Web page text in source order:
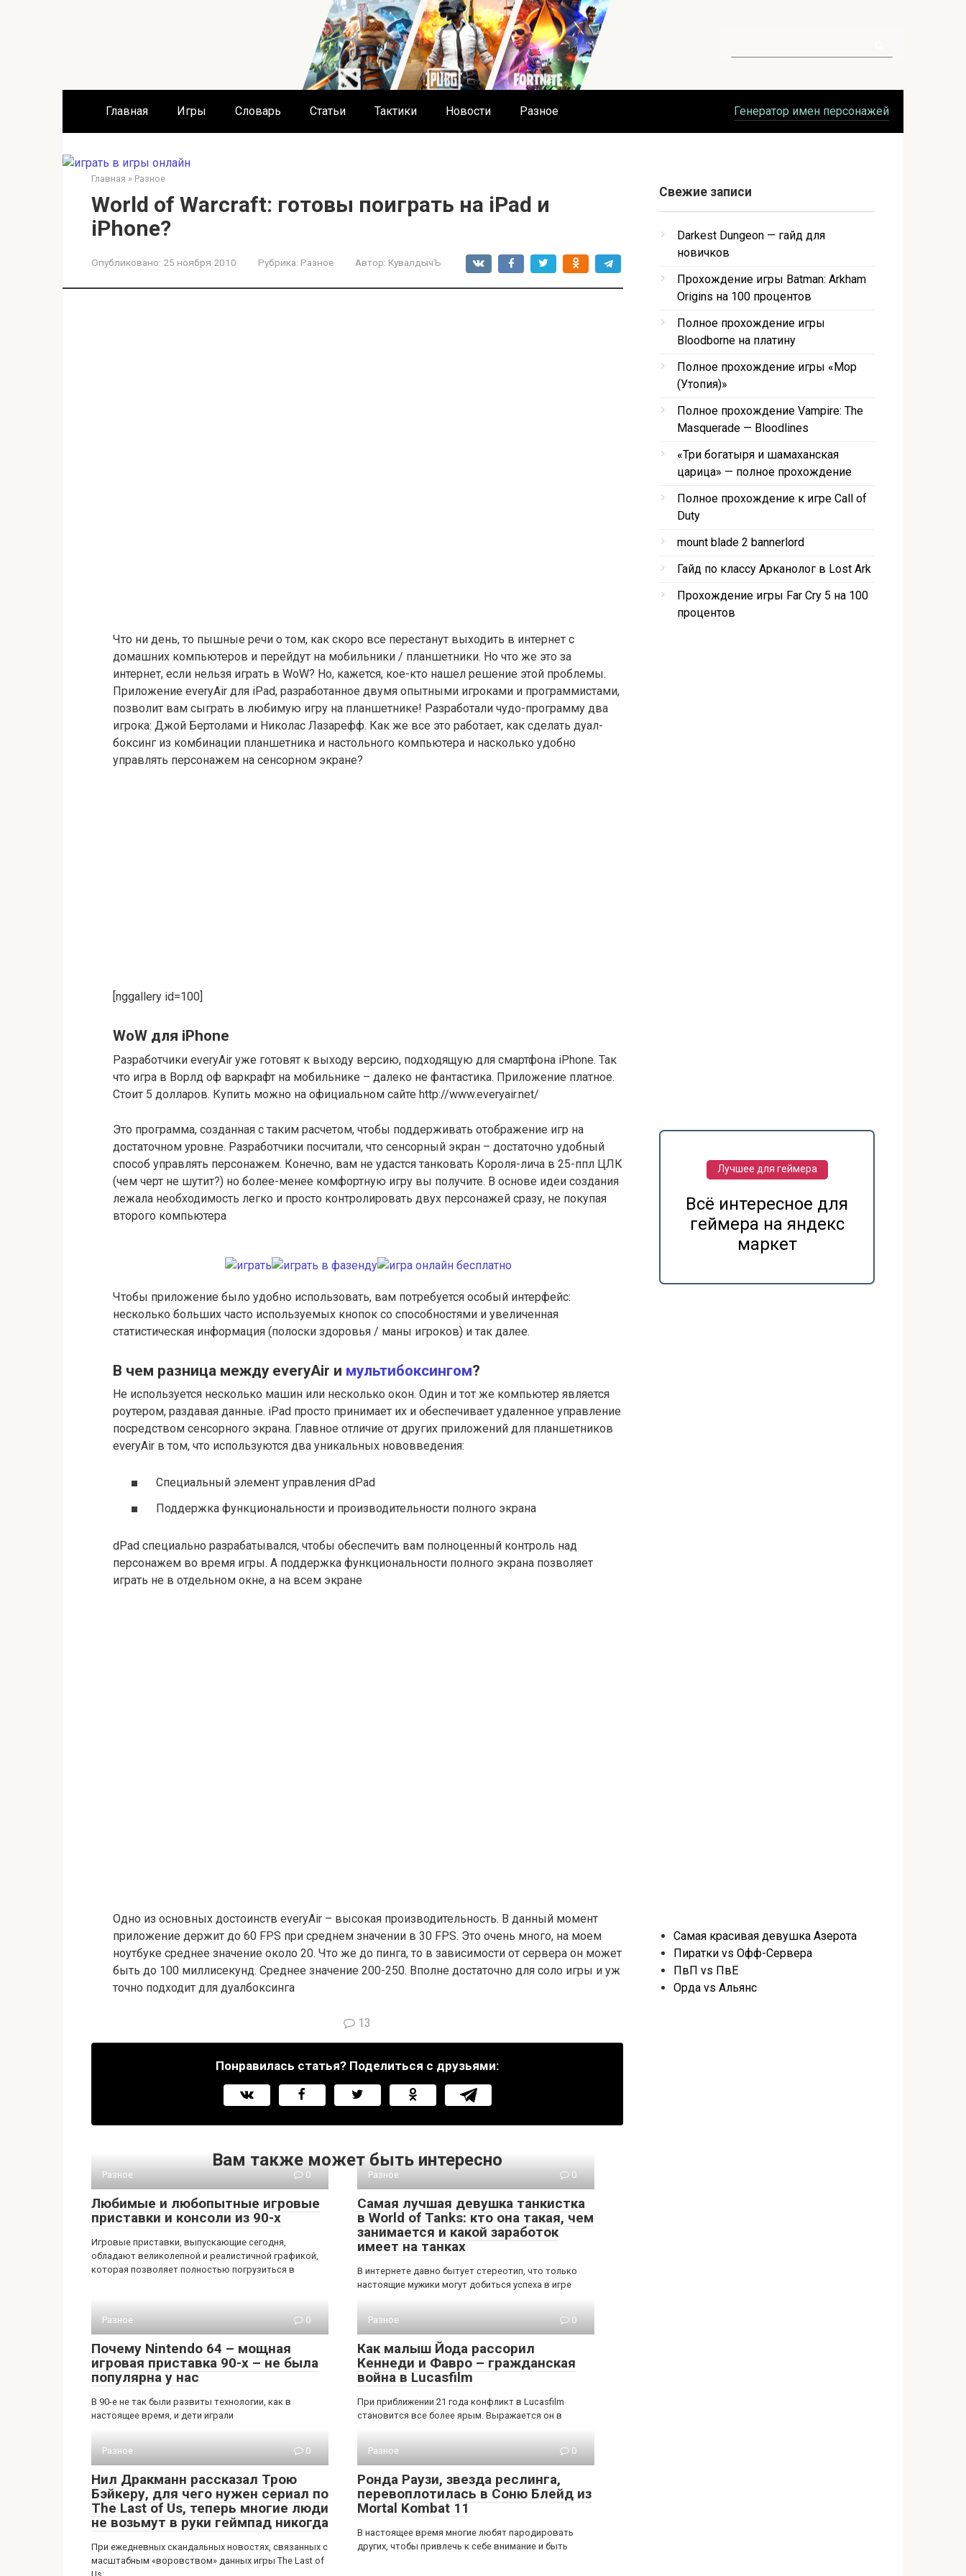
Главная Игры Словарь Статьи Тактики Новости Разное Генератор имен персонажей
Главная » Разное
World of Warcraft: готовы поиграть на iPad и
iPhone?
Опубликовано: 25 ноября 2010 Рубрика: Разное Автор: КувалдычЪ
Что ни день, то пышные речи о том, как скоро все перестанут выходить в интернет с
домашних компьютеров и перейдут на мобильники / планшетники. Но что же это за
интернет, если нельзя играть в WoW? Но, кажется, кое-кто нашел решение этой проблемы.
Приложение everyAir для iPad, разработанное двумя опытными игроками и программистами,
позволит вам сыграть в любимую игру на планшетнике! Разработали чудо-программу два
игрока: Джой Бертолами и Николас Лазарефф. Как же все это работает, как сделать дуал-
боксинг из комбинации планшетника и настольного компьютера и насколько удобно
управлять персонажем на сенсорном экране?
[nggallery id=100]
WoW для iPhone
Разработчики everyAir уже готовят к выходу версию, подходящую для смартфона iPhone. Так
что игра в Ворлд оф варкрафт на мобильнике – далеко не фантастика. Приложение платное.
Стоит 5 долларов. Купить можно на официальном сайте http://www.everyair.net/
Это программа, созданная с таким расчетом, чтобы поддерживать отображение игр на
достаточном уровне. Разработчики посчитали, что сенсорный экран – достаточно удобный
способ управлять персонажем. Конечно, вам не удастся танковать Короля-лича в 25-ппл ЦЛК
(чем черт не шутит?) но более-менее комфортную игру вы получите. В основе идеи создания
лежала необходимость легко и просто контролировать двух персонажей сразу, не покупая
второго компьютера
Чтобы приложение было удобно использовать, вам потребуется особый интерфейс:
несколько больших часто используемых кнопок со способностями и увеличенная
статистическая информация (полоски здоровья / маны игроков) и так далее.
В чем разница между everyAir и мультибоксингом?
Не используется несколько машин или несколько окон. Один и тот же компьютер является
роутером, раздавая данные. iPad просто принимает их и обеспечивает удаленное управление
посредством сенсорного экрана. Главное отличие от других приложений для планшетников
everyAir в том, что используются два уникальных нововведения:
Специальный элемент управления dPad
Поддержка функциональности и производительности полного экрана
dPad специально разрабатывался, чтобы обеспечить вам полноценный контроль над
персонажем во время игры. А поддержка функциональности полного экрана позволяет
играть не в отдельном окне, а на всем экране
Одно из основных достоинств everyAir – высокая производительность. В данный момент
приложение держит до 60 FPS при среднем значении в 30 FPS. Это очень много, на моем
ноутбуке среднее значение около 20. Что же до пинга, то в зависимости от сервера он может
быть до 100 миллисекунд. Среднее значение 200-250. Вполне достаточно для соло игры и уж
точно подходит для дуалбоксинга
13
Понравилась статья? Поделиться с друзьями:
Вам также может быть интересно
Разное 0
Любимые и любопытные игровые
приставки и консоли из 90-х
Игровые приставки, выпускающие сегодня,
обладают великолепной и реалистичной графикой,
которая позволяет полностью погрузиться в
Разное 0
Самая лучшая девушка танкистка
в World of Tanks: кто она такая, чем
занимается и какой заработок
имеет на танках
В интернете давно бытует стереотип, что только
настоящие мужики могут добиться успеха в игре
Разное 0
Почему Nintendo 64 – мощная
игровая приставка 90-х – не была
популярна у нас
В 90-е не так были развиты технологии, как в
настоящее время, и дети играли
Разное 0
Как малыш Йода рассорил
Кеннеди и Фавро – гражданская
война в Lucasfilm
При приближении 21 года конфликт в Lucasfilm
становится все более ярым. Выражается он в
Разное 0
Нил Дракманн рассказал Трою
Бэйкеру, для чего нужен сериал по
The Last of Us, теперь многие люди
не возьмут в руки геймпад никогда
При ежедневных скандальных новостях, связанных с
масштабным «воровством» данных игры The Last of
Разное 0
Ронда Раузи, звезда реслинга,
перевоплотилась в Соню Блейд из
Mortal Kombat 11
В настоящее время многие любят пародировать
других, чтобы привлечь к себе внимание и быть
Свежие записи
Darkest Dungeon — гайд для
новичков
Прохождение игры Batman: Arkham
Origins на 100 процентов
Полное прохождение игры
Bloodborne на платину
Полное прохождение игры «Мор
(Утопия)»
Полное прохождение Vampire: The
Masquerade — Bloodlines
«Три богатыря и шамаханская
царица» — полное прохождение
Полное прохождение к игре Call of
Duty
mount blade 2 bannerlord
Гайд по классу Арканолог в Lost Ark
Прохождение игры Far Cry 5 на 100
процентов
Лучшее для геймера
Всё интересное для
геймера на яндекс
маркет
Самая красивая девушка Азерота
Пиратки vs Офф-Сервера
ПвП vs ПвЕ
Орда vs Альянс